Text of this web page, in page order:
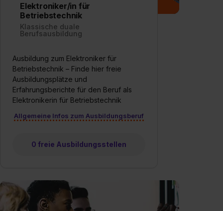
einzelnen Cookies findest du durch Klick auf „Details
zeigen“. Weitere Informationen:
Impressum.
Elektroniker/in für
Betriebstechnik
Klassische duale
Berufsausbildung
Ausbildung zum Elektroniker für
Betriebstechnik – Finde hier freie
Ausbildungsplätze und
Erfahrungsberichte für den Beruf als
Elektronikerin für Betriebstechnik
Allgemeine Infos zum Ausbildungsberuf
0 freie Ausbildungsstellen